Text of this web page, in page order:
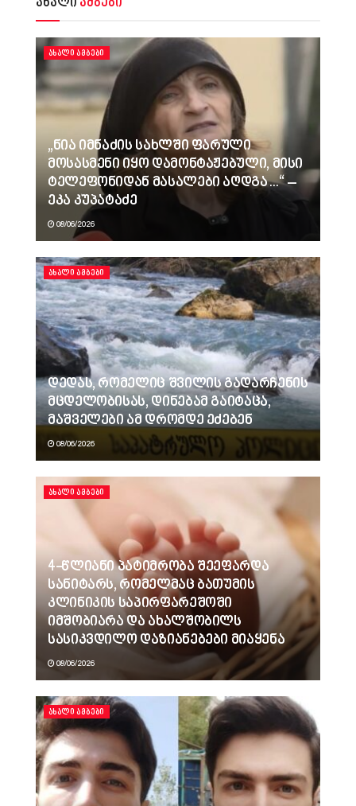
ახალი ამბები
ᲐᲮᲐᲚᲘ ᲐᲛᲑᲔᲑᲘ
„ნია იმნაძის სახლში ფარული
მოსასმენი იყო დამონტაჟებული, მისი
ტელეფონიდან მასალები აღდგა…“ –
ეკა კუპატაძე
08/06/2026
ᲐᲮᲐᲚᲘ ᲐᲛᲑᲔᲑᲘ
დედას, რომელიც შვილის გადარჩენის
მცდელობისას, დინებამ გაიტაცა,
მაშველები ამ დრომდე ეძებენ
08/06/2026
ᲐᲮᲐᲚᲘ ᲐᲛᲑᲔᲑᲘ
4-წლიანი პატიმრობა შეეფარდა
სანიტარს, რომელმაც ბათუმის
კლინიკის საპირფარეშოში
იმშობიარა და ახალშობილს
სასიკვდილო დაზიანებები მიაყენა
08/06/2026
ᲐᲮᲐᲚᲘ ᲐᲛᲑᲔᲑᲘ